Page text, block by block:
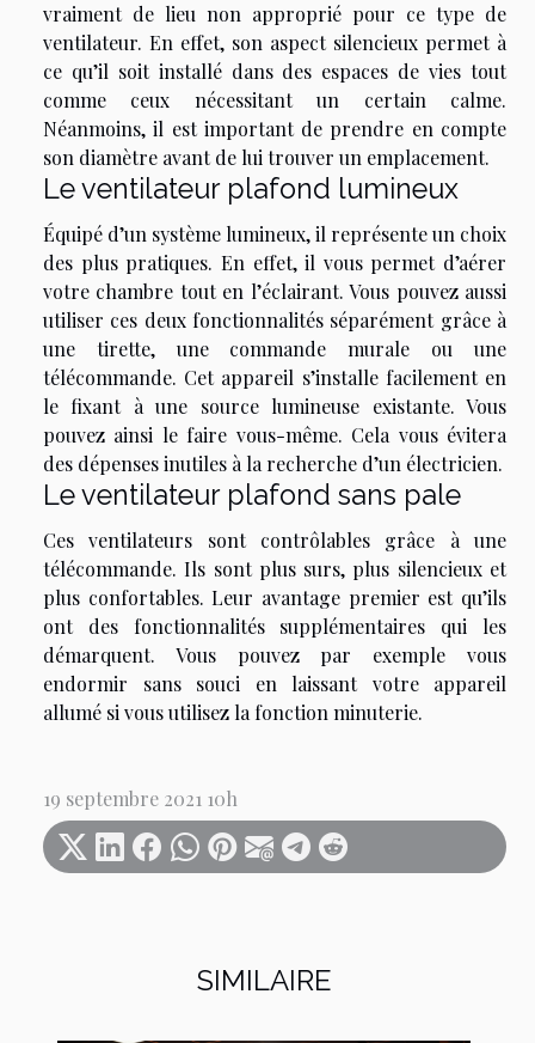
SIMILAIRE
vraiment de lieu non approprié pour ce type de
ventilateur. En effet, son aspect silencieux permet à
ce qu’il soit installé dans des espaces de vies tout
comme ceux nécessitant un certain calme.
Néanmoins, il est important de prendre en compte
son diamètre avant de lui trouver un emplacement.
Le ventilateur plafond lumineux
Équipé d’un système lumineux, il représente un choix
des plus pratiques. En effet, il vous permet d’aérer
votre chambre tout en l’éclairant. Vous pouvez aussi
utiliser ces deux fonctionnalités séparément grâce à
une tirette, une commande murale ou une
télécommande. Cet appareil s’installe facilement en
le fixant à une source lumineuse existante. Vous
pouvez ainsi le faire vous-même. Cela vous évitera
des dépenses inutiles à la recherche d’un électricien.
Le ventilateur plafond sans pale
Ces ventilateurs sont contrôlables grâce à une
télécommande. Ils sont plus surs, plus silencieux et
plus confortables. Leur avantage premier est qu’ils
ont des fonctionnalités supplémentaires qui les
démarquent. Vous pouvez par exemple vous
endormir sans souci en laissant votre appareil
allumé si vous utilisez la fonction minuterie.
19 septembre 2021 10h